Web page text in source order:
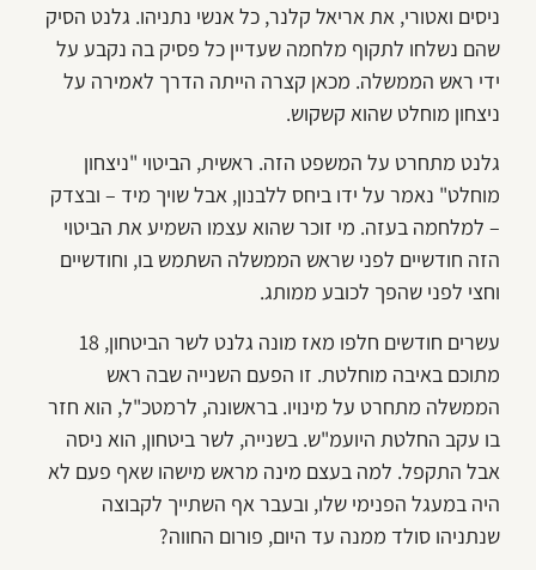
ניסים ואטורי, את אריאל קלנר, כל אנשי נתניהו. גלנט הסיק
שהם נשלחו לתקוף מלחמה שעדיין כל פסיק בה נקבע על
ידי ראש הממשלה. מכאן קצרה הייתה הדרך לאמירה על
ניצחון מוחלט שהוא קשקוש.
גלנט מתחרט על המשפט הזה. ראשית, הביטוי "ניצחון
מוחלט" נאמר על ידו ביחס ללבנון, אבל שויך מיד – ובצדק
– למלחמה בעזה. מי זוכר שהוא עצמו השמיע את הביטוי
הזה חודשיים לפני שראש הממשלה השתמש בו, וחודשיים
וחצי לפני שהפך לכובע ממותג.
עשרים חודשים חלפו מאז מונה גלנט לשר הביטחון, 18
מתוכם באיבה מוחלטת. זו הפעם השנייה שבה ראש
הממשלה מתחרט על מינויו. בראשונה, לרמטכ"ל, הוא חזר
בו עקב החלטת היועמ"ש. בשנייה, לשר ביטחון, הוא ניסה
אבל התקפל. למה בעצם מינה מראש מישהו שאף פעם לא
היה במעגל הפנימי שלו, ובעבר אף השתייך לקבוצה
שנתניהו סולד ממנה עד היום, פורום החווה?